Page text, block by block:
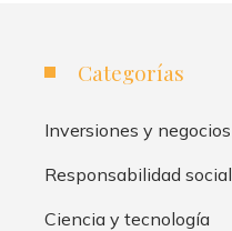
Categorías
Inversiones y negocios
Responsabilidad social
Ciencia y tecnología